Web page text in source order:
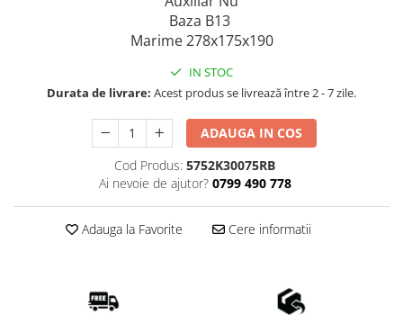
Baza B13
Marime 278x175x190
IN STOC
Durata de livrare: Acest produs se livrează între 2 - 7 zile.
ADAUGA IN COS
Cod Produs: 5752K30075RB
Ai nevoie de ajutor? 0799 490 778
Adauga la Favorite Cere informatii